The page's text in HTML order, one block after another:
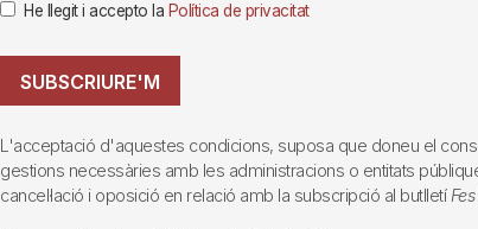
He llegit i accepto la Política de privacitat
SUBSCRIURE'M
L'acceptació d'aquestes condicions, suposa que doneu el
gestions necessàries amb les administracions o entitats
cancel·lació i oposició en relació amb la subscripció al butlletí